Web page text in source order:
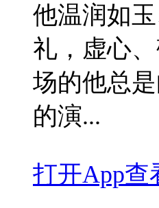
他温润如
礼，虚心
场的他总
的演...
打开App查